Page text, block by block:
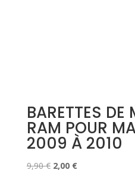
BARETTES DE
RAM POUR
2009 À 2010
9,90€ Le
2,00 €Le